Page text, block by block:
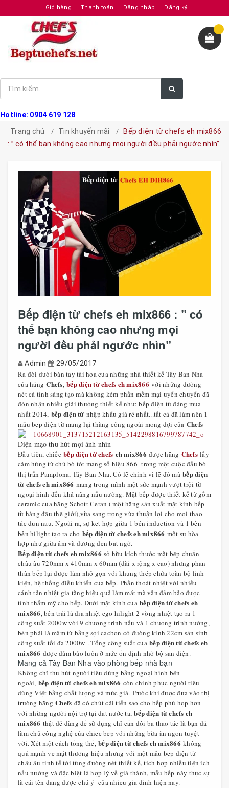
Giỏ hàng Thanh toán Đăng nhập Đăng ký
Hotline: 0904 619 128
Trang chủ
Tin khuyến mãi
Bếp điện từ chefs eh mix866
: ” có thể bạn không cao nhưng mọi người đều phải ngước nhìn”
Bếp điện từ chefs eh mix866 : ” có
thể bạn không cao nhưng mọi
người đều phải ngước nhìn”
Admin 29/05/2017
Ra đời dưới bàn tay tài hoa của những nhà thiết kế Tây Ban Nha
của hãngChefs, bếp điện từ chefs eh mix866 với những đường
nét cá tính sáng tạo mà không kém phần mềm mại uyển chuyển đã
đón nhận nhiều giải thưởng thiết kế như: bếp điện từ đáng mua
nhất 2014, bếp điện từ nhập khẩu giá rẻ nhất...tất cả đã làm nên 1
mẫu bếp điện từ mang lại thàng công ngoài mong đợi của Chefs
Diện mạo thu hút mọi ánh nhìn
Đầu tiên, chiếc bếp điện từ chefs eh mix866 được hãng Chefslấy
cảm hứng từ chú bò tót mang số hiệu 866 trong một cuộc đấu bò
thị trấn Pamplona, Tây Ban Nha. Có lẽ chính vì lẽ đó mà bếp điện
từ chefs eh mix866 mang trong mình một sức mạnh vượt trội từ
ngoại hình đến khả năng nấu nướng. Mặt bếp được thiết kế từ gốm
ceramic của hãng Schott Ceran ( một hãng sản xuất mặt kính bếp
từ hàng đầu thế giới),vừa sang trọng vừa thuận lợi cho mọi thao
tác đun nấu. Ngoài ra, sự kết hợp giữa 1 bên induction và 1 bên
bên hilight tạo ra cho bếp điện từ chefs eh mix866 một sự hòa
hợp như giữa âm và dương đến bất ngờ.
Bếp điện từ chefs eh mix866 sở hữu kích thước mặt bếp chuẩn
châu âu 720mm x 410mm x 60mm (dài x rộng x cao) nhưng phần
thân bếp lại được làm nhỏ gọn với khung thép chứa toàn bộ linh
kiện, hệ thống điều khiển của bếp. Phần thoát nhiệt với nhiều
cánh tản nhiệt gia tăng hiệu quả làm mát mà vẫn đảm bảo được
tính thẩm mỹ cho bếp. Dưới mặt kính của bếp điện từ chefs eh
mix866, bên trái là đĩa nhiệt ego hilight 2 vòng nhiệt tạo ra 1
công suất 2000w với 9 chương trình nấu và 1 chương trình nướng,
bên phải là mâm từ bằng sợi cacbon có đường kính 22cm sản sinh
công suất tối đa 2000w . Tổng công suất của bếp điện từ chefs eh
mix866 được đảm bảo luôn ở mức ổn định nhờ bộ san điện.
Mang cả Tây Ban Nha vào phòng bếp nhà bạn
Không chỉ thu hút người tiêu dùng bằng ngoại hình bên
ngoài, bếp điện từ chefs eh mix866 còn chinh phục người tiêu
dùng Việt bằng chất lượng và mức giá. Trước khi được đưa vào thị
trường hãng Chefs đã có chút cải tiến sao cho bếp phù hợp hơn
với những người nội trợ tại đất nước ta,bếp điện từ chefs eh
mix866 thật dễ dàng để sử dụng chỉ cẩn đôi ba thao tác là bạn đã
làm chủ công nghệ của chiếc bếp với những bữa ăn ngon tuyệt
vời. Xét một cách tổng thể, bếp điện từ chefs eh mix866 không
quá mạnh về mặt thương hiệu nhưng với một mẫu bếp điện từ
châu âu tinh tế tới từng đường nét thiết kế, tích hợp nhiều tiện ích
nấu nướng và đặc biệt là hợp lý về giá thành, mẫu bếp này thực sự
là cái tên dang được chú ý của nhiều gia đình hiện nay.